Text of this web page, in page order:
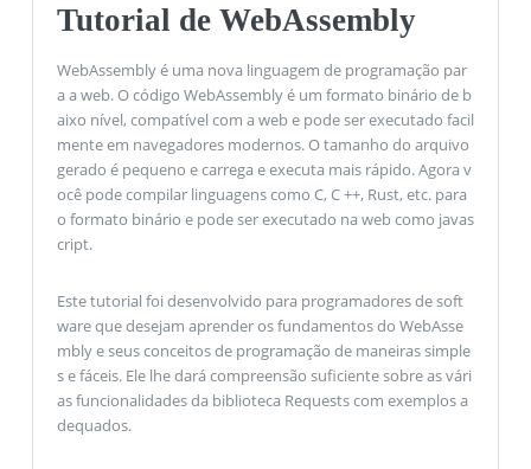
Tutorial de WebAssembly
WebAssembly é uma nova linguagem de programação par
a a web. O código WebAssembly é um formato binário de b
aixo nível, compatível com a web e pode ser executado facil
mente em navegadores modernos. O tamanho do arquivo
gerado é pequeno e carrega e executa mais rápido. Agora v
ocê pode compilar linguagens como C, C ++, Rust, etc. para
o formato binário e pode ser executado na web como javas
cript.
Este tutorial foi desenvolvido para programadores de soft
ware que desejam aprender os fundamentos do WebAsse
mbly e seus conceitos de programação de maneiras simple
s e fáceis. Ele lhe dará compreensão suficiente sobre as vári
as funcionalidades da biblioteca Requests com exemplos a
dequados.